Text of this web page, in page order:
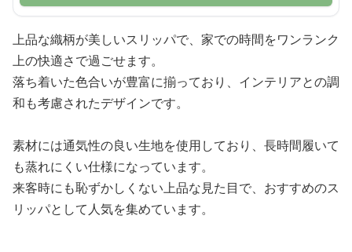
上品な織柄が美しいスリッパで、家での時間をワンランク
上の快適さで過ごせます。
落ち着いた色合いが豊富に揃っており、インテリアとの調
和も考慮されたデザインです。
素材には通気性の良い生地を使用しており、長時間履いて
も蒸れにくい仕様になっています。
来客時にも恥ずかしくない上品な見た目で、おすすめのス
リッパとして人気を集めています。